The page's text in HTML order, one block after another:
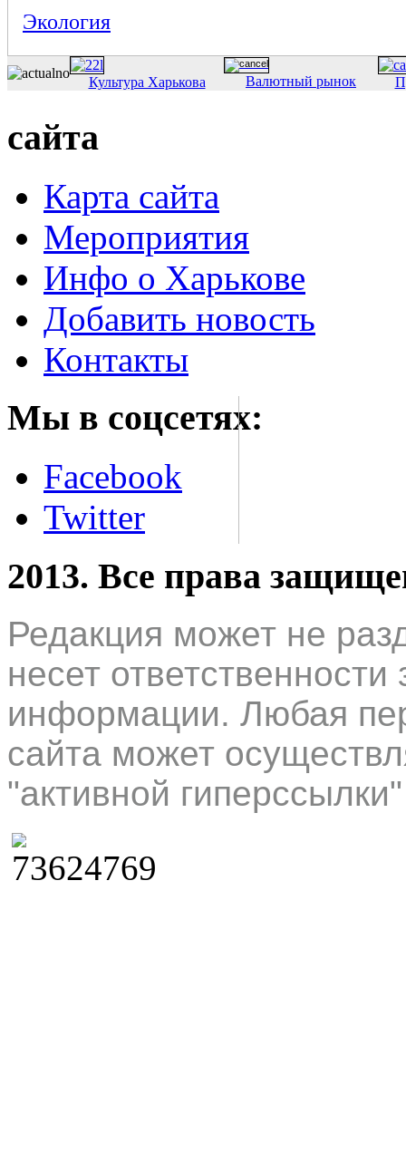
Экология
Культура Харькова Валютный рынок
сайта
Карта сайта
Мероприятия
Инфо о Харькове
Добавить новость
Контакты
Мы в соцсетях:
Facebook
Twitter
2013. Все права
Редакция может не
несет
информации. Любая
сайта может
"активной